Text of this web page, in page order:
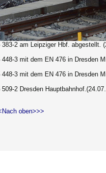
383-2 am Leipziger Hbf. abgestellt.
448-3 mit dem EN 476 in Dresden
448-3 mit dem EN 476 in Dresden
509-2 Dresden
oben>>>